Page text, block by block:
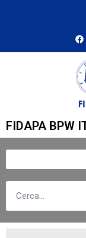
FIDAPA BPW